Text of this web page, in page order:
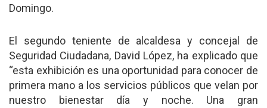
Domingo.
El segundo teniente de alcaldesa y concejal de
Seguridad Ciudadana, David López, ha explicado que
“esta exhibición es una oportunidad para conocer de
primera mano a los servicios públicos que velan por
nuestro bienestar día y noche. Una gran